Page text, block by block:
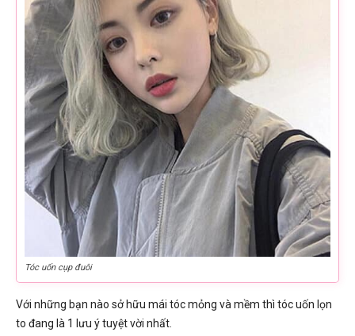
Tóc uốn cụp đuôi
Với những bạn nào sở hữu mái tóc mỏng và mềm thì tóc uốn lọn
to đang là 1 lưu ý tuyệt vời nhất.